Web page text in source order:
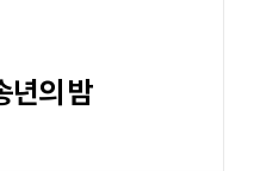
년의 밤